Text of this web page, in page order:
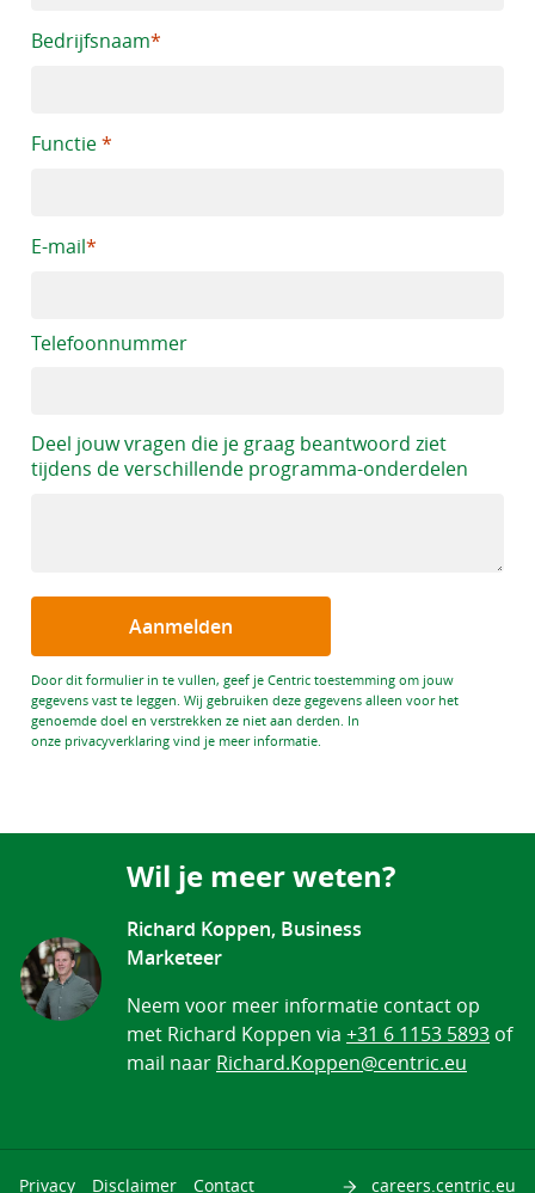
Bedrijfsnaam
Functie
E-mail
Telefoonnummer
Deel jouw vragen die je graag beantwoord ziet
tijdens de verschillende programma-onderdelen
Aanmelden
Door dit formulier in te vullen, geef je Centric toestemming om jouw
gegevens vast te leggen. Wij gebruiken deze gegevens alleen voor het
genoemde doel en verstrekken ze niet aan derden. In
onze privacyverklaring vind je meer informatie.
Wil je meer weten?
Richard Koppen, Business
Marketeer
Neem voor meer informatie contact op
met Richard Koppen via +31 6 1153 5893 of
mail naar Richard.Koppen@centric.eu
Privacy Disclaimer Contact careers.centric.eu